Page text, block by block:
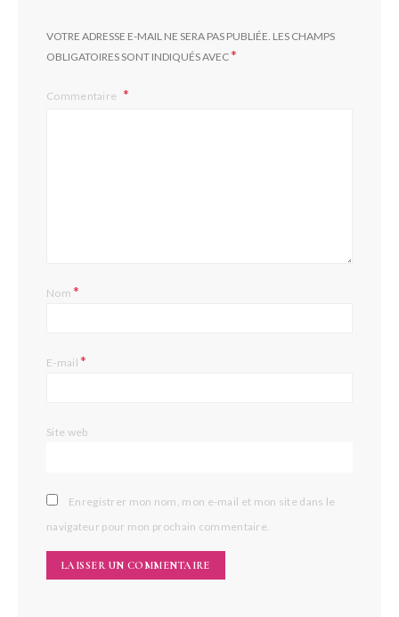
VOTRE ADRESSE E-MAIL NE SERA PAS PUBLIÉE. LES CHAMPS
OBLIGATOIRES SONT INDIQUÉS AVEC*
Commentaire
Nom*
E-mail*
Site web
Enregistrer mon nom, mon e-mail et mon site dans le
navigateur pour mon prochain commentaire.